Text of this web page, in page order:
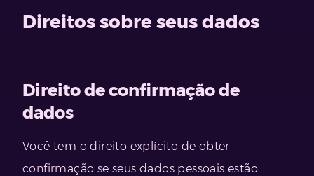
Direitos sobre seus dados
Direito de confirmação de
dados
Você tem o direito explícito de obter
confirmação se seus dados pessoais estão